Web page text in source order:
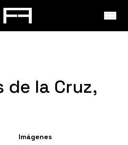
de la Cruz,
Imágenes